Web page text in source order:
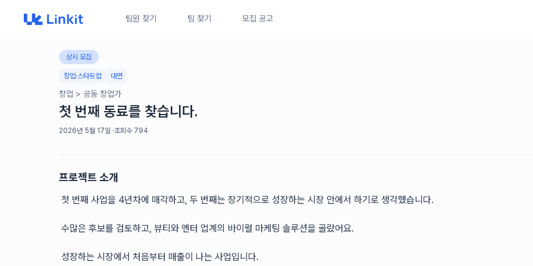
팀원 찾기 팀 찾기 모집 공고
상시 모집
창업·스타트업 대면
창업 >공동 창업가
첫 번째 동료를 찾습니다.
2026년 5월 17일 ·조회수 794
프로젝트 소개
첫 번째 사업을 4년차에 매각하고, 두 번째는 장기적으로 성장하는 시장 안에서 하기로 생각했습니다.
수많은 후보를 검토하고, 뷰티와 엔터 업계의 바이럴 마케팅 솔루션을 골랐어요.
성장하는 시장에서 처음부터 매출이 나는 사업입니다.